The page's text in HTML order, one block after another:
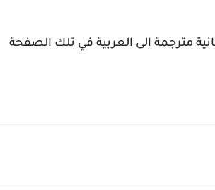
مترجمة الى العربية في تلك الصفحة